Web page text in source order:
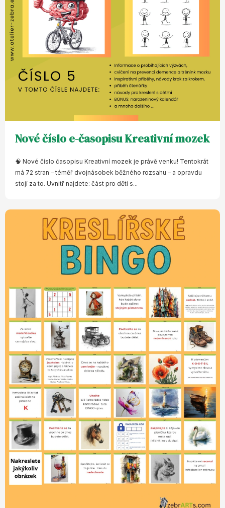
Nové číslo e-časopisu Kreativní mozek
🧠 Nové číslo časopisu Kreativní mozek je právě venku! Tentokrát
má 72 stran – téměř dvojnásobek běžného rozsahu – a opravdu
stojí za to. Uvnitř najdete: část pro děti s...